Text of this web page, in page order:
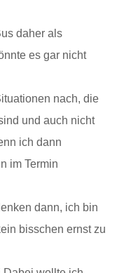
daher als
es gar nicht
nach, die
und auch nicht
ich dann
im Termin
dann, ich bin
bisschen ernst zu